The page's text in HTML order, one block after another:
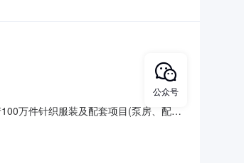
万件针织服装及配套项目(泵房、配电
司投标报价大写捌佰零玖万壹仟肆佰伍
公众号